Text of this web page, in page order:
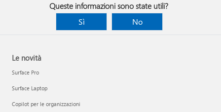
Queste informazioni sono state utili?
Sì
No
Le novità
Surface Pro
Surface Laptop
Copilot per le organizzazioni